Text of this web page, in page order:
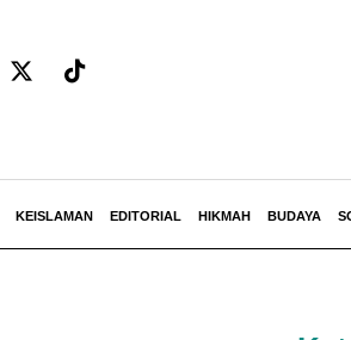
KEISLAMAN EDITORIAL HIKMAH BUDAYA